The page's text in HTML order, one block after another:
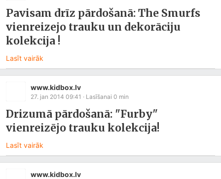
Pavisam drīz pārdošanā: The Smurfs
vienreizejo trauku un dekorāciju
kolekcija !
Lasīt vairāk
www.kidbox.lv
27. jan 2014 09:41 · Lasīšanai 0 min
Drizumā pārdošanā: "Furby"
vienreizējo trauku kolekcija!
Lasīt vairāk
www.kidbox.lv